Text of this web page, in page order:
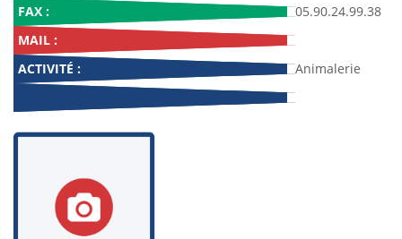
FAX :
05.90.24.99.38
MAIL :
ACTIVITÉ :
Animalerie